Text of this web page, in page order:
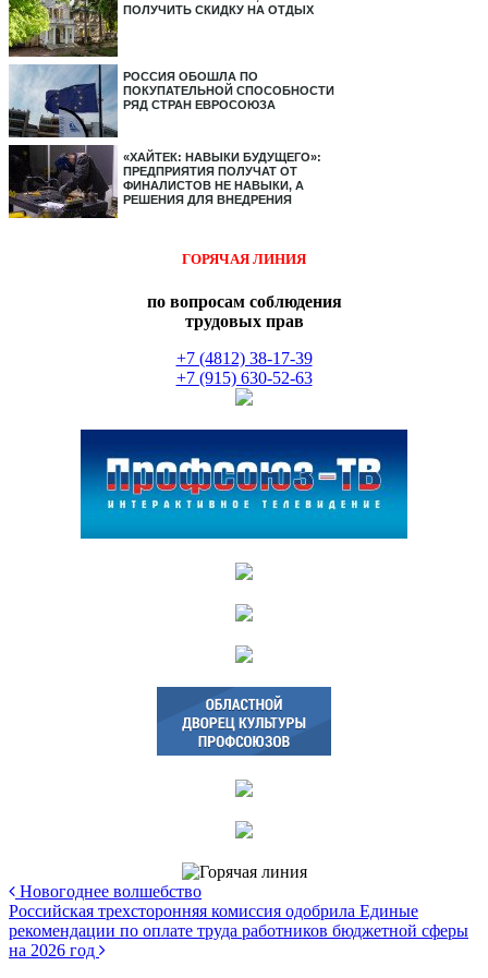
ПОЛУЧИТЬ СКИДКУ НА ОТДЫХ
РОССИЯ ОБОШЛА ПО
ПОКУПАТЕЛЬНОЙ СПОСОБНОСТИ
РЯД СТРАН ЕВРОСОЮЗА
«ХАЙТЕК: НАВЫКИ БУДУЩЕГО»:
ПРЕДПРИЯТИЯ ПОЛУЧАТ ОТ
ФИНАЛИСТОВ НЕ НАВЫКИ, А
РЕШЕНИЯ ДЛЯ ВНЕДРЕНИЯ
ГОРЯЧАЯ ЛИНИЯ
по вопросам соблюдения
трудовых прав
+7 (4812) 38-17-39
+7 (915) 630-52-63
Новогоднее волшебство
Российская трехсторонняя комиссия одобрила Единые
рекомендации по оплате труда работников бюджетной сферы
на 2026 год